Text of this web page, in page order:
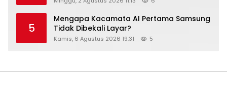
5
Mengapa Kacamata AI Pertama Samsung
Tidak Dibekali Layar?
Kamis, 6 Agustus 2026 19:31 5